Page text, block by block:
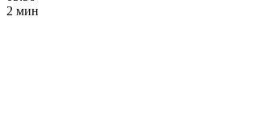
2 мин